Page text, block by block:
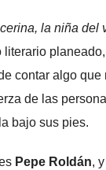
la niña del
literario
contar algo que
de las
bajo sus pies.
Pepe Roldán,